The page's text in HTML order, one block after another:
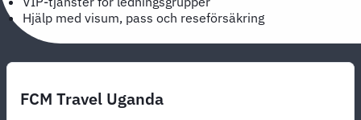
Hjälp med visum, pass och reseförsäkring
FCM Travel Uganda